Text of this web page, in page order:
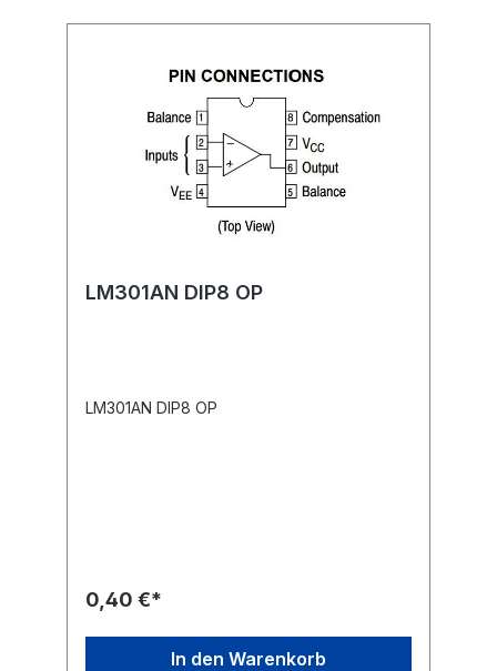
LM301AN DIP8 OP
LM301AN DIP8 OP
0,40 €*
In den Warenkorb